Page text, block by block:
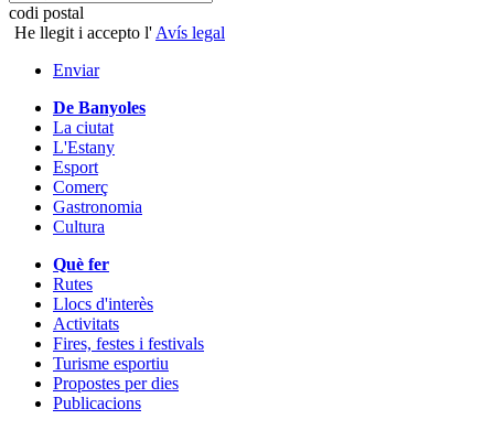
codi postal
He llegit i accepto l' Avís legal
Enviar
De Banyoles
La ciutat
L'Estany
Esport
Comerç
Gastronomia
Cultura
Què fer
Rutes
Llocs d'interès
Activitats
Fires, festes i festivals
Turisme esportiu
Propostes per dies
Publicacions